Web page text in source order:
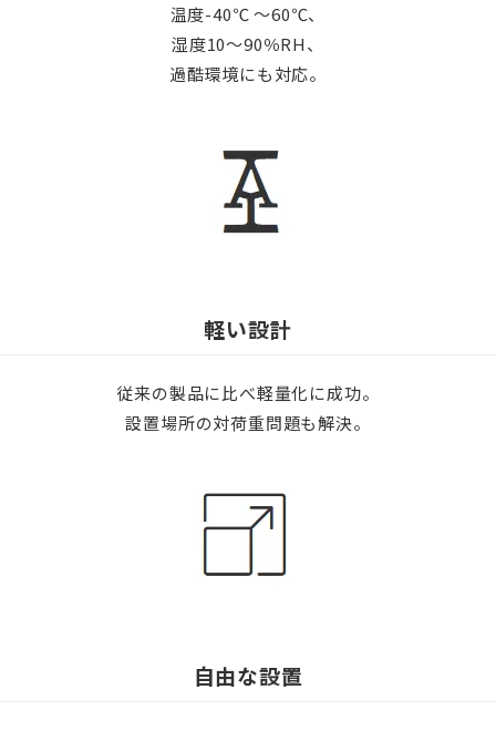
温度-40℃ 〜60℃、
湿度10〜90％RH、
過酷環境にも対応。
軽い設計
従来の製品に比べ軽量化に成功。
設置場所の対荷重問題も解決。
自由な設置